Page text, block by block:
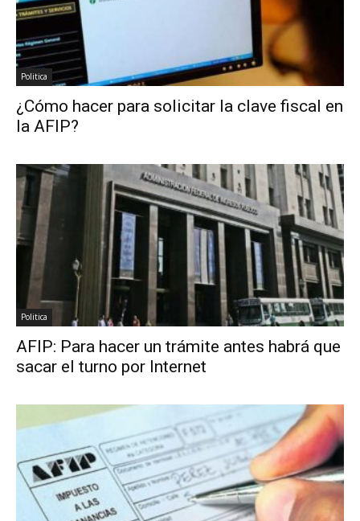
Politica
¿Cómo hacer para solicitar la clave fiscal en
la AFIP?
Politica
AFIP: Para hacer un trámite antes habrá que
sacar el turno por Internet